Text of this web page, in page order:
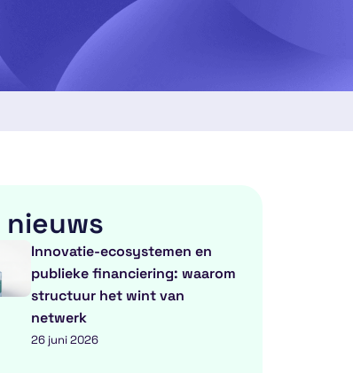
nieuws
Innovatie-ecosystemen en
publieke financiering: waarom
structuur het wint van
netwerk
26 juni 2026